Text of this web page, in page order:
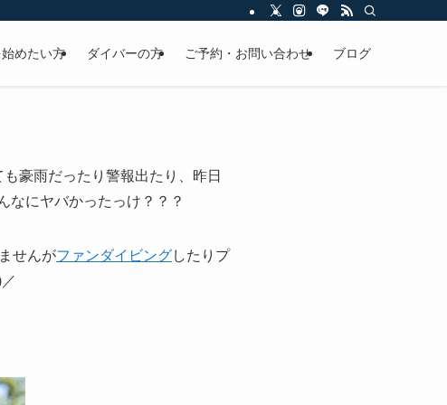
めたい方 ダイバーの方 ご予約・お問い合わせ ブログ
豪雨だったり警報出たり、昨日
なにヤバかったっけ？？？
せんがファンダイビングしたりプ